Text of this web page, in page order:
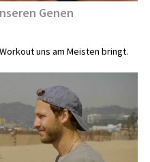
Genen
uns am Meisten bringt.